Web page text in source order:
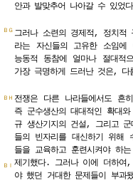
ＢＧ
ＢＨ
ＢＩ
안과 발맞추어 나아갈 수 있었
그러나 소련의 경제적, 정치적
라는 자신들의 고유한 소임에
능동적 동참에 얼마나 절대적
가장 극명하게 드러난 것은, 다
전쟁은 다른 나라들에서도 흔
즉 군수생산의 대대적인 확대
규 생산기지의 건설, 그리고
들의 빈자리를 대신하기 위해
들을 교육하고 훈련시켜야 하
제기했다. 그러나 이에 더하여
야 했던 거대한 문제들이 부과